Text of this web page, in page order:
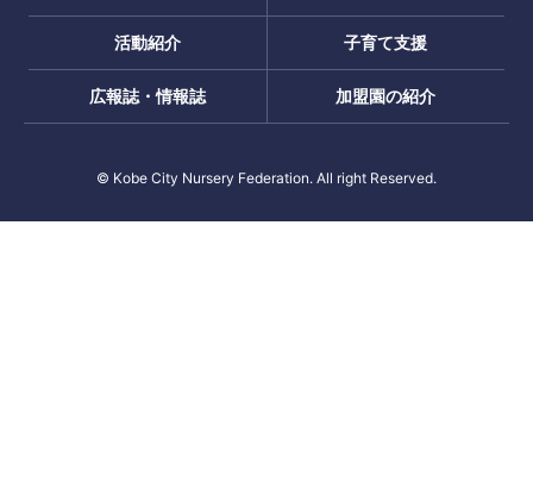
活動紹介 子育て支援
広報誌・情報誌 加盟園の紹介
© Kobe City Nursery Federation. All right Reserved.